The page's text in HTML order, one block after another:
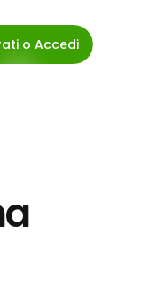
o Accedi